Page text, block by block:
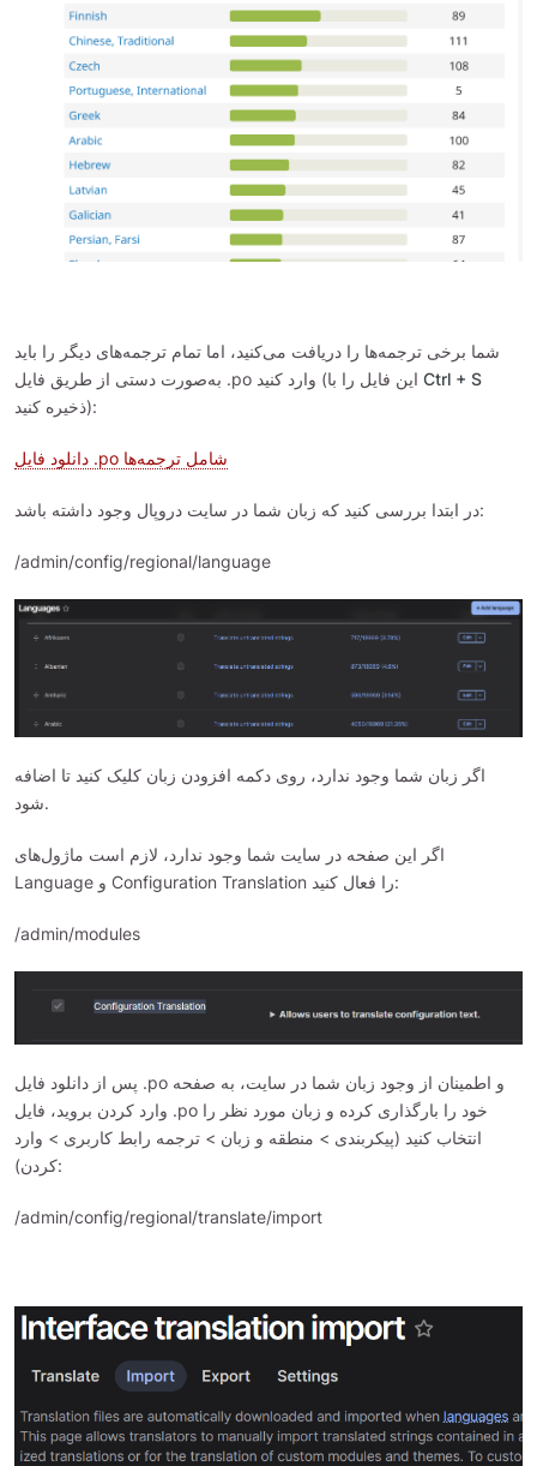
شما برخی ترجمه‌ها را دریافت می‌کنید، اما تمام ترجمه‌های دیگر را باید
Ctrl + S
ذخیره کنید):
دانلود فایل .po شامل ترجمه‌ها
در ابتدا بررسی کنید که زبان شما در سایت دروپال وجود داشته باشد:
/admin/config/regional/language
اگر زبان شما وجود ندارد، روی دکمه افزودن زبان کلیک کنید تا اضافه
شود.
اگر این صفحه در سایت شما وجود ندارد، لازم است ماژول‌های
Language و Configuration Translation را فعال کنید:
/admin/modules
پس از دانلود فایل .po و اطمینان از وجود زبان شما در سایت، به صفحه
وارد کردن بروید، فایل .po خود را بارگذاری کرده و زبان مورد نظر را
انتخاب کنید (پیکربندی > منطقه و زبان > ترجمه رابط کاربری > وارد
کردن):
/admin/config/regional/translate/import